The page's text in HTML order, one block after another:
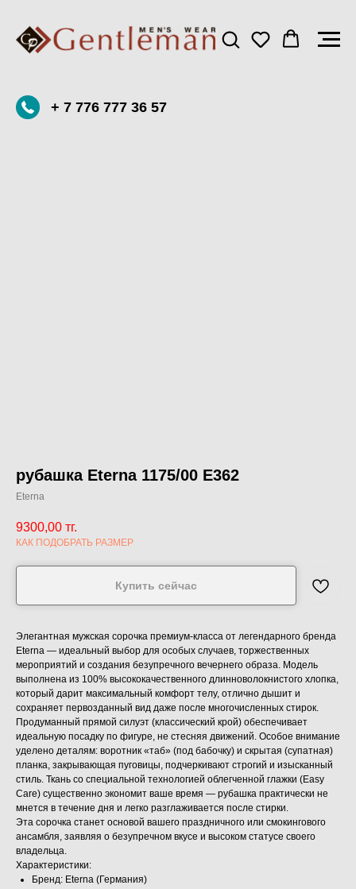
+ 7 776 777 36 57
рубашка Eterna 1175/00 E362
Eterna
9300,00 тг.
КАК ПОДОБРАТЬ РАЗМЕР
Купить сейчас
Элегантная мужская сорочка премиум-класса от легендарного бренда
Eterna — идеальный выбор для особых случаев, торжественных
мероприятий и создания безупречного вечернего образа. Модель
выполнена из 100% высококачественного длинноволокнистого хлопка,
который дарит максимальный комфорт телу, отлично дышит и
сохраняет первозданный вид даже после многочисленных стирок.
Продуманный прямой силуэт (классический крой) обеспечивает
идеальную посадку по фигуре, не стесняя движений. Особое внимание
уделено деталям: воротник «таб» (под бабочку) и скрытая (супатная)
планка, закрывающая пуговицы, подчеркивают строгий и изысканный
стиль. Ткань со специальной технологией облегченной глажки (Easy
Care) существенно экономит ваше время — рубашка практически не
мнется в течение дня и легко разглаживается после стирки.
Эта сорочка станет основой вашего праздничного или смокингового
ансамбля, заявляя о безупречном вкусе и высоком статусе своего
владельца.
Характеристики:
Бренд: Eterna (Германия)